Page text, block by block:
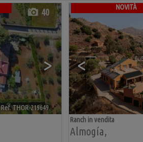
>
40
Ref. THOR-219649🔗
NOVITÀ
<
Almogía,
Ranch in vendita